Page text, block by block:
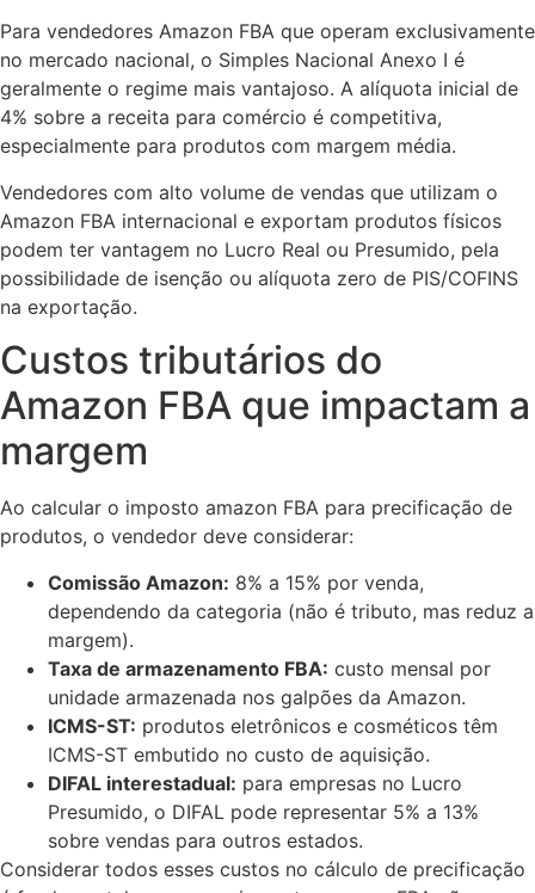
Para vendedores Amazon FBA que operam exclusivamente
no mercado nacional, o Simples Nacional Anexo I é
geralmente o regime mais vantajoso. A alíquota inicial de
4% sobre a receita para comércio é competitiva,
especialmente para produtos com margem média.
Vendedores com alto volume de vendas que utilizam o
Amazon FBA internacional e exportam produtos físicos
podem ter vantagem no Lucro Real ou Presumido, pela
possibilidade de isenção ou alíquota zero de PIS/COFINS
na exportação.
Custos tributários do
Amazon FBA que impactam a
margem
Ao calcular o imposto amazon FBA para precificação de
produtos, o vendedor deve considerar:
Comissão Amazon: 8% a 15% por venda,
dependendo da categoria (não é tributo, mas reduz a
margem).
Taxa de armazenamento FBA: custo mensal por
unidade armazenada nos galpões da Amazon.
ICMS-ST: produtos eletrônicos e cosméticos têm
ICMS-ST embutido no custo de aquisição.
DIFAL interestadual: para empresas no Lucro
Presumido, o DIFAL pode representar 5% a 13%
sobre vendas para outros estados.
Considerar todos esses custos no cálculo de precificação